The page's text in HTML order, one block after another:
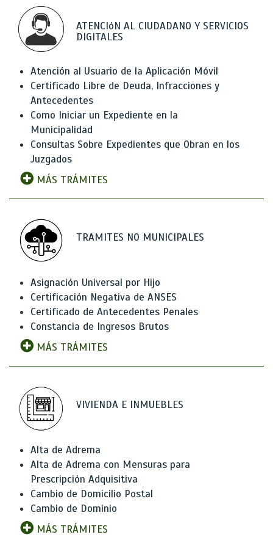
ATENCIóN AL CIUDADANO Y SERVICIOS
DIGITALES
Atención al Usuario de la Aplicación Móvil
Certificado Libre de Deuda, Infracciones y
Antecedentes
Como Iniciar un Expediente en la
Municipalidad
Consultas Sobre Expedientes que Obran en los
Juzgados
MÁS TRÁMITES
TRAMITES NO MUNICIPALES
Asignación Universal por Hijo
Certificación Negativa de ANSES
Certificado de Antecedentes Penales
Constancia de Ingresos Brutos
MÁS TRÁMITES
VIVIENDA E INMUEBLES
Alta de Adrema
Alta de Adrema con Mensuras para
Prescripción Adquisitiva
Cambio de Domicilio Postal
Cambio de Dominio
MÁS TRÁMITES